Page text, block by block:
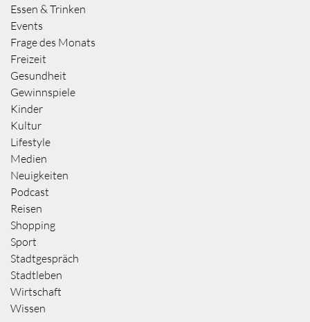
Essen & Trinken
Events
Frage des Monats
Freizeit
Gesundheit
Gewinnspiele
Kinder
Kultur
Lifestyle
Medien
Neuigkeiten
Podcast
Reisen
Shopping
Sport
Stadtgespräch
Stadtleben
Wirtschaft
Wissen